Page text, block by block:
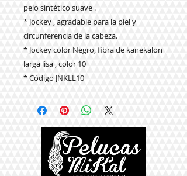
pelo sintético suave .
* Jockey , agradable para la piel y
circunferencia de la cabeza.
* Jockey color Negro, fibra de kanekalon
larga lisa , color 10
* Código JNKLL10